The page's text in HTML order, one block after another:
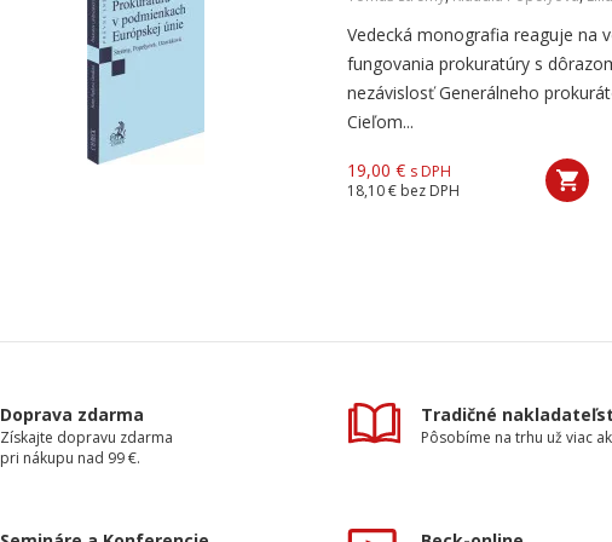
Vedecká monografia reaguje na
fungovania prokuratúry s
nezávislosť Generálneho
Cieľom...
19,00 € s DPH
18,10 € bez DPH
Doprava zdarma
Získajte dopravu zdarma
pri nákupu nad 99 €.
Tradičné
Pôsobíme na trhu už viac